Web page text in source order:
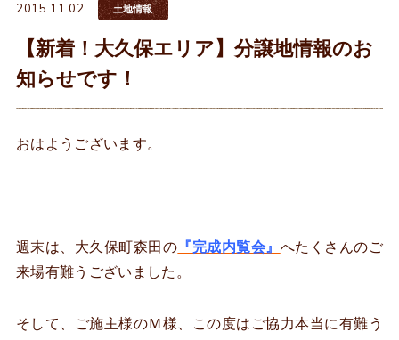
2015.11.02 土地情報
【新着！大久保エリア】分譲地情報のお
知らせです！
おはようございます。
週末は、大久保町森田の 『完成内覧会』 へたくさんのご
来場有難うございました。
そして、ご施主様のＭ様、この度はご協力本当に有難う